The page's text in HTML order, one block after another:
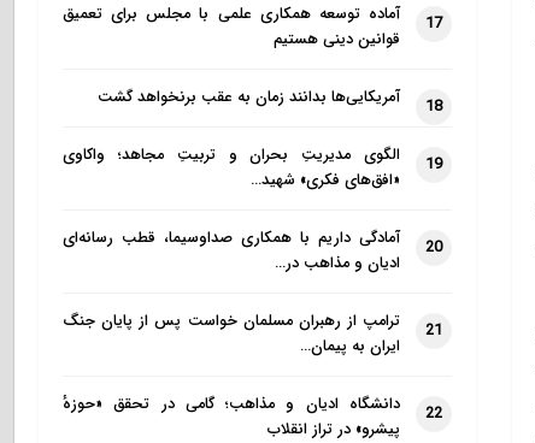
17
آماده توسعه همکاری علمی با مجلس برای تعمیق
قوانین دینی هستیم
18 آمریکایی‌ها بدانند زمان به عقب برنخواهد گشت
19
الگوی مدیریتِ بحران و تربیتِ مجاهد؛ واکاوی
«افق‌های فکری» شهید…
20
آمادگی داریم با همکاری صداوسیما، قطب رسانه‌ای
ادیان و مذاهب در…
21
ترامپ از رهبران مسلمان خواست پس از پایان جنگ
ایران به پیمان…
22
دانشگاه ادیان و مذاهب؛ گامی در تحقق «حوزهٔ
پیشرو» در تراز انقلاب